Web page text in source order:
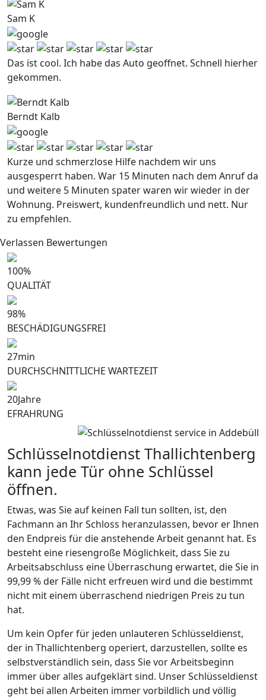
Sam K
Das ist cool. Ich habe das Auto geoffnet. Schnell hierher
gekommen.
Berndt Kalb
Kurze und schmerzlose Hilfe nachdem wir uns
ausgesperrt haben. War 15 Minuten nach dem Anruf da
und weitere 5 Minuten spater waren wir wieder in der
Wohnung. Preiswert, kundenfreundlich und nett. Nur
zu empfehlen.
Verlassen Bewertungen
100%
QUALITÄT
98%
BESCHÄDIGUNGSFREI
27min
DURCHSCHNITTLICHE WARTEZEIT
20Jahre
EFRAHRUNG
Schlüsselnotdienst Thallichtenberg
kann jede Tür ohne Schlüssel
öffnen.
Etwas, was Sie auf keinen Fall tun sollten, ist, den
Fachmann an Ihr Schloss heranzulassen, bevor er Ihnen
den Endpreis für die anstehende Arbeit genannt hat. Es
besteht eine riesengroße Möglichkeit, dass Sie zu
Arbeitsabschluss eine Überraschung erwartet, die Sie in
99,99 % der Fälle nicht erfreuen wird und die bestimmt
nicht mit einem überraschend niedrigen Preis zu tun
hat.
Um kein Opfer für jeden unlauteren Schlüsseldienst,
der in Thallichtenberg operiert, darzustellen, sollte es
selbstverständlich sein, dass Sie vor Arbeitsbeginn
immer über alles aufgeklärt sind. Unser Schlüsseldienst
geht bei allen Arbeiten immer vorbildlich und völlig